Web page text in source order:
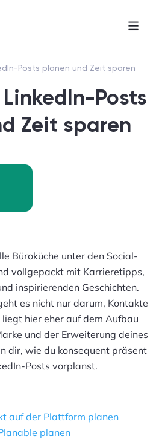
Posts planen und Zeit sparen
Posts
Zeit sparen
Büroküche unter den Social-
vollgepackt mit Karrieretipps,
inspirierenden Geschichten.
es nicht nur darum, Kontakte
liegt hier eher auf dem Aufbau
und der Erweiterung deines
dir, wie du konsequent präsent
Posts vorplanst.
auf der Plattform planen
planen